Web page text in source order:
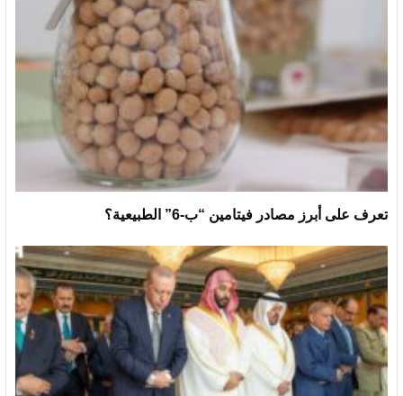
تعرف على أبرز مصادر فيتامين “ب-6” الطبيعية؟